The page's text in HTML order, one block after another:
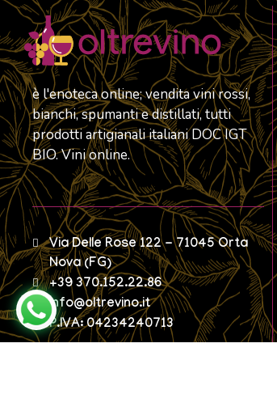
è l'enoteca online; vendita vini rossi,
bianchi, spumanti e distillati, tutti
prodotti artigianali italiani DOC IGT
BIO. Vini online.
Via Delle Rose 122 - 71045 Orta
Nova (FG)
+39 370.152.22.86
info@oltrevino.it
P.IVA: 04234240713